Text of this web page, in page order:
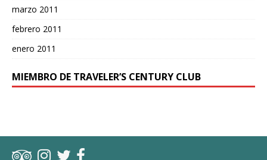
marzo 2011
febrero 2011
enero 2011
MIEMBRO DE TRAVELER’S CENTURY CLUB